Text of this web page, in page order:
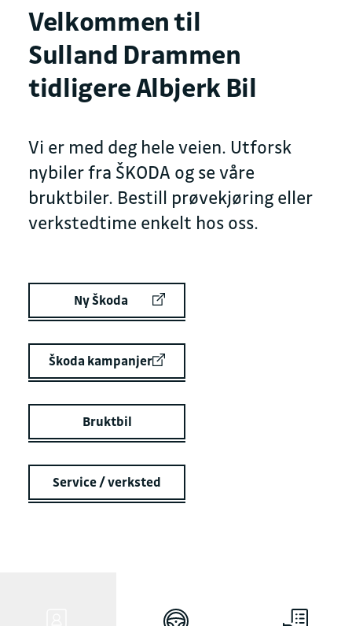
Velkommen til
Sulland Drammen
tidligere Albjerk Bil
Vi er med deg hele veien. Utforsk
nybiler fra ŠKODA og se våre
bruktbiler. Bestill prøvekjøring eller
verkstedtime enkelt hos oss.
Ny Škoda
Škoda kampanjer
Bruktbil
Service / verksted